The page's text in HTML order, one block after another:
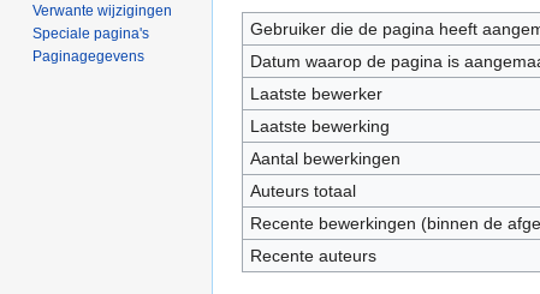
Gebruiker die de pagina heeft
Datum waarop de pagina is
Laatste bewerker
Laatste bewerking
Aantal bewerkingen
Auteurs totaal
Recente bewerkingen (binnen de
Recente auteurs
Verwante wijzigingen
Speciale pagina's
Paginagegevens